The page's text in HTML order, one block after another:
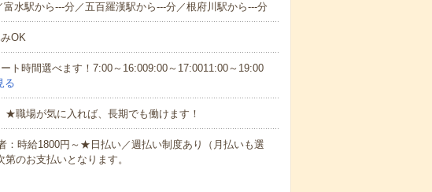
水駅から---分／五百羅漢駅から---分／根府川駅から---分
OK
時間選べます！7:00～16:009:00～17:0011:00～19:00
る
場が気に入れば、長期でも働けます！
時給1800円～★日払い／週払い制度あり（月払いも選
のお支払いとなります。